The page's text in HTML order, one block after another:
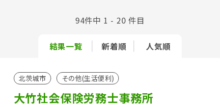
結果一覧 新着順 人気順
94件中 1 - 20 件目
北茨城市 その他(生活便利)
大竹社会保険労務士事務所